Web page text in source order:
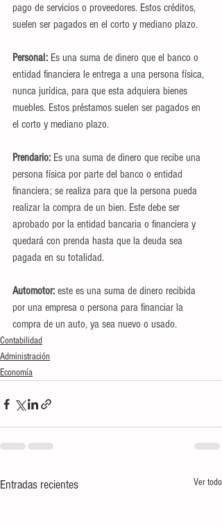
pago de servicios o proveedores. Estos créditos,
suelen ser pagados en el corto y mediano plazo.
Personal: Es una suma de dinero que el banco o
entidad financiera le entrega a una persona física,
nunca jurídica, para que esta adquiera bienes
muebles. Estos préstamos suelen ser pagados en
el corto y mediano plazo.
Prendario: Es una suma de dinero que recibe una
persona física por parte del banco o entidad
financiera; se realiza para que la persona pueda
realizar la compra de un bien. Este debe ser
aprobado por la entidad bancaria o financiera y
quedará con prenda hasta que la deuda sea
pagada en su totalidad.
Automotor: este es una suma de dinero recibida
por una empresa o persona para financiar la
compra de un auto, ya sea nuevo o usado.
Contabilidad
Administración
Economía
Entradas recientes Ver todo